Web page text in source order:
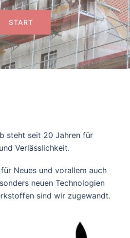
START
steht seit 20 Jahren für
Verlässlichkeit.
Neues und vorallem auch
neuen Technologien
sind wir zugewandt.